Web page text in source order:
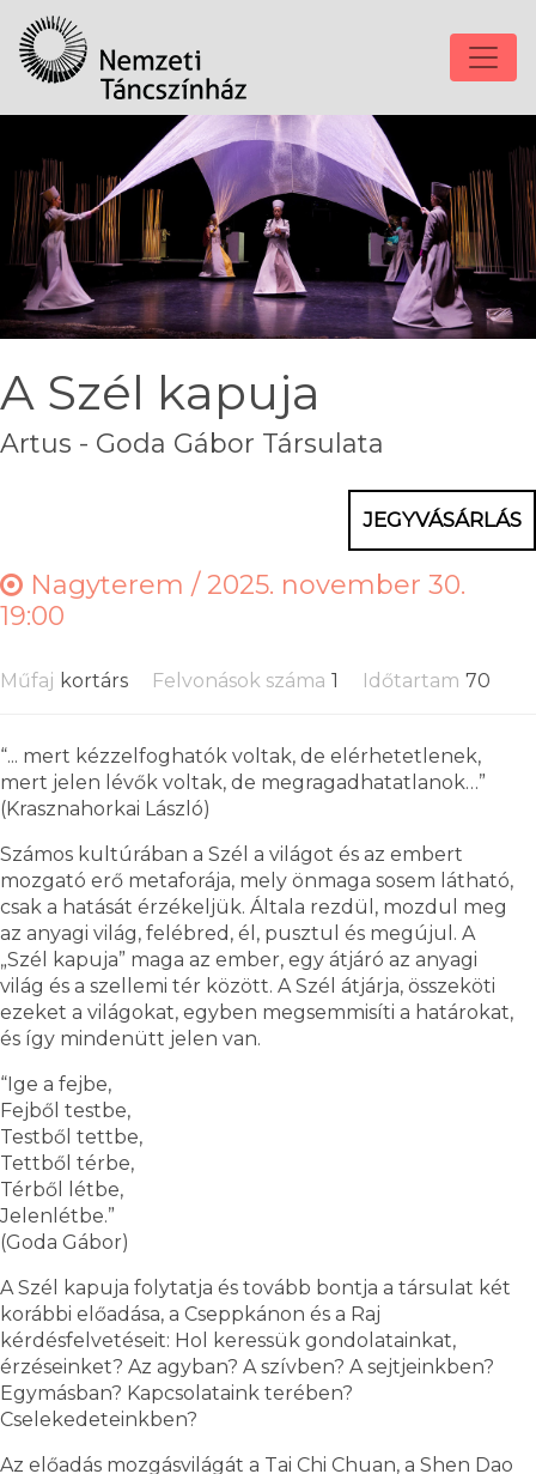
A Szél kapuja
Artus - Goda Gábor Társulata
JEGYVÁSÁRLÁS
Nagyterem /2025. november 30.
19:00
Műfaj kortárs Felvonások száma 1 Időtartam 70
“... mert kézzelfoghatók voltak, de elérhetetlenek,
mert jelen lévők voltak, de megragadhatatlanok…”
(Krasznahorkai László)
Számos kultúrában a Szél a világot és az embert
mozgató erő metaforája, mely önmaga sosem látható,
csak a hatását érzékeljük. Általa rezdül, mozdul meg
az anyagi világ, felébred, él, pusztul és megújul. A
„Szél kapuja” maga az ember, egy átjáró az anyagi
világ és a szellemi tér között. A Szél átjárja, összeköti
ezeket a világokat, egyben megsemmisíti a határokat,
és így mindenütt jelen van.
“Ige a fejbe,
Fejből testbe,
Testből tettbe,
Tettből térbe,
Térből létbe,
Jelenlétbe.”
(Goda Gábor)
A Szél kapuja folytatja és tovább bontja a társulat két
korábbi előadása, a Cseppkánon és a Raj
kérdésfelvetéseit: Hol keressük gondolatainkat,
érzéseinket? Az agyban? A szívben? A sejtjeinkben?
Egymásban? Kapcsolataink terében?
Cselekedeteinkben?
Az előadás mozgásvilágát a Tai Chi Chuan, a Shen Dao